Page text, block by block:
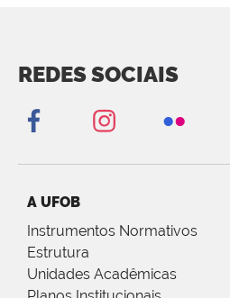
REDES SOCIAIS
A UFOB
Instrumentos Normativos
Estrutura
Unidades Acadêmicas